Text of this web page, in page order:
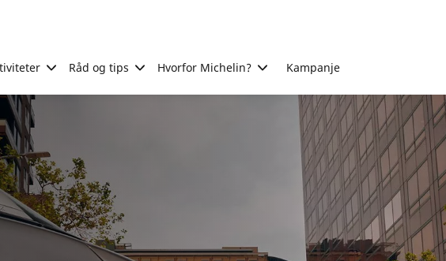
Råd og tips Hvorfor Michelin? Kampanje